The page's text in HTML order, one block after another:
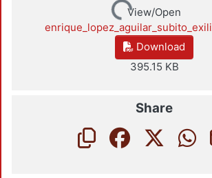
Loading...View/Open
Download
395.15 KB
Share